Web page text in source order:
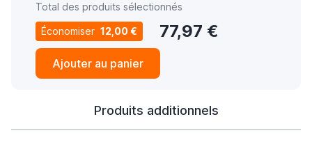
Total des produits sélectionnés
Économiser 12,00 € 77,97 €
Ajouter au panier
Produits additionnels